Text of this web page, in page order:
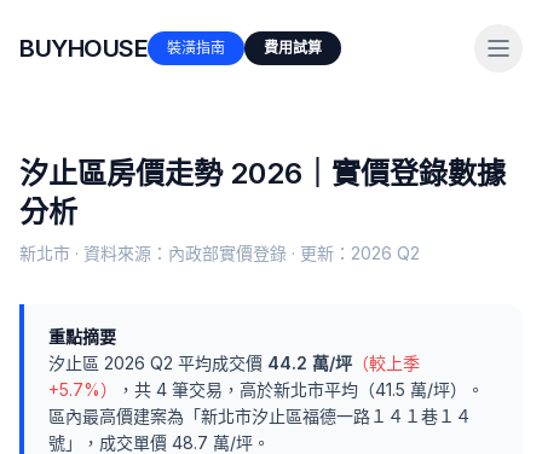
BUYHOUSE 裝潢指南 費用試算
汐止區房價走勢 2026｜實價登錄數據
分析
新北市 · 資料來源：內政部實價登錄 · 更新： 2026 Q2
重點摘要
汐止區 2026 Q2 平均成交價 44.2 萬/坪 （較上季
+5.7%） ，共 4 筆交易 ， 高於新北市平均（41.5 萬/坪）
。
區內最高價建案為「新北市汐止區福德一路１４１巷１４
號」，成交單價 48.7 萬/坪。